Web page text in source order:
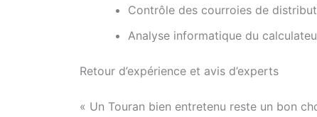
Contrôle des courroies de
Analyse informatique du
Retour d’expérience et avis d’experts
« Un Touran bien entretenu reste un bon